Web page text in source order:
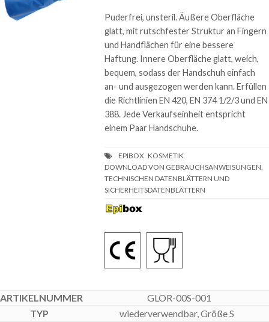
Puderfrei, unsteril. Äußere Oberfläche
glatt, mit rutschfester Struktur an Fingern
und Handflächen für eine bessere
Haftung. Innere Oberfläche glatt, weich,
bequem, sodass der Handschuh einfach
an- und ausgezogen werden kann. Erfüllen
die Richtlinien EN 420, EN 374 1/2/3 und EN
388. Jede Verkaufseinheit entspricht
einem Paar Handschuhe.
DOWNLOAD VON GEBRAUCHSANWEISUNGEN,
TECHNISCHEN DATENBLÄTTERN UND
SICHERHEITSDATENBLÄTTERN
GLOR-00S-001
wiederverwendbar, Größe S